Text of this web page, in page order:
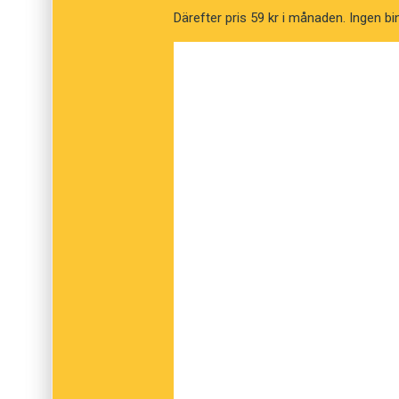
Därefter pris 59 kr i månaden. Ingen